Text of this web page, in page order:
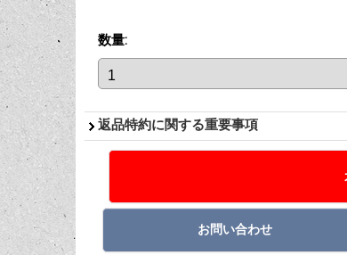
数量:
返品特約に関する重要事項